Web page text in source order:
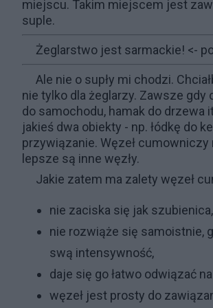
miejscu. Takim miejscem jest
suple.
Żeglarstwo jest sarmackie! <-
Ale nie o supły mi chodzi.
nie tylko dla żeglarzy. Zawsze
do samochodu, hamak do drzewa
jakieś dwa obiekty - np. łódkę do
przywiązanie. Węzeł
lepsze są inne węzły.
Jakie zatem ma zalety węzeł
nie zaciska się jak szubienica,
nie rozwiąże się samoistnie,
swą intensywność,
daje się go łatwo odwiązać
węzeł jest prosty do